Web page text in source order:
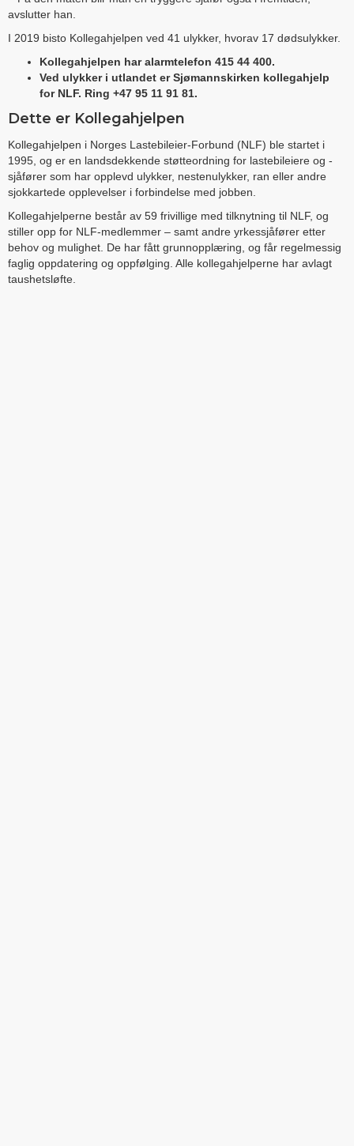
avslutter han.
I 2019 bisto Kollegahjelpen ved 41 ulykker, hvorav 17 dødsulykker.
Kollegahjelpen har alarmtelefon 415 44 400.
Ved ulykker i utlandet er Sjømannskirken kollegahjelp
for NLF. Ring +47 95 11 91 81.
Dette er Kollegahjelpen
Kollegahjelpen i Norges Lastebileier-Forbund (NLF) ble startet i
1995, og er en landsdekkende støtteordning for lastebileiere og -
sjåfører som har opplevd ulykker, nestenulykker, ran eller andre
sjokkartede opplevelser i forbindelse med jobben.
Kollegahjelperne består av 59 frivillige med tilknytning til NLF, og
stiller opp for NLF-medlemmer – samt andre yrkessjåfører etter
behov og mulighet. De har fått grunnopplæring, og får regelmessig
faglig oppdatering og oppfølging. Alle kollegahjelperne har avlagt
taushetsløfte.